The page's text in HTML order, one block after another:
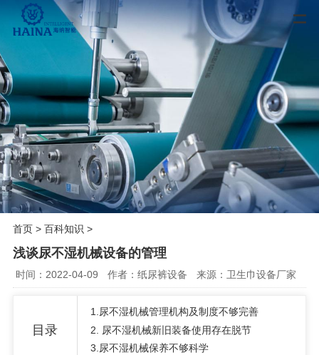
首页> 百科知识 >
浅谈尿不湿机械设备的管理
时间：2022-04-09 作者：纸尿裤设备 来源：卫生巾设备厂家
目录
1. 尿不湿机械管理机构及制度不够完善
2. 尿不湿机械新旧装备使用存在脱节
3.尿不湿机械保养不够科学